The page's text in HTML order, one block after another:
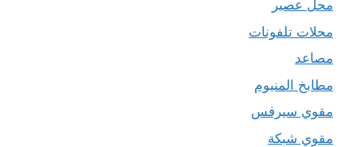
محل عصير
محلات تلفونات
مصاعد
مطابخ المنيوم
مقوي سيرفس
مقوي شبكة